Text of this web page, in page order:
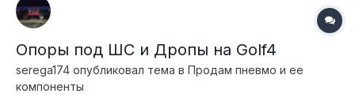
Опоры под ШС и Дропы на Golf4
serega174 опубликовал тема в Продам пневмо и ее
компоненты